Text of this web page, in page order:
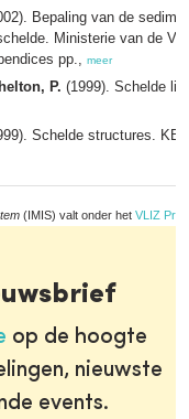
Bepaling van de
Ministerie van de
pp., meer
P. (1999). Schelde
Schelde structures.
(IMIS) valt onder het VLIZ
op de hoogte
nieuwste
events.